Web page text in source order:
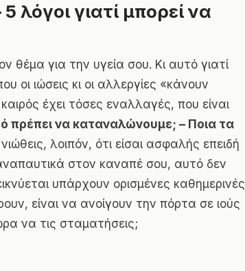
λόγοι γιατί μπορεί να
θέμα για την υγεία σου. Κι αυτό γιατί
οι ιώσεις κι οι αλλεργίες «κάνουν
έχει τόσες εναλλαγές, που είναι
πρέπει να καταναλώνουμε; – Ποια τα
λοιπόν, ότι είσαι ασφαλής επειδή
στον καναπέ σου, αυτό δεν
υπάρχουν ορισμένες καθημερινές
είναι να ανοίγουν την πόρτα σε ιούς
να τις σταματήσεις;